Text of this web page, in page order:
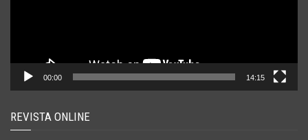
00:00 14:15
REVISTA ONLINE